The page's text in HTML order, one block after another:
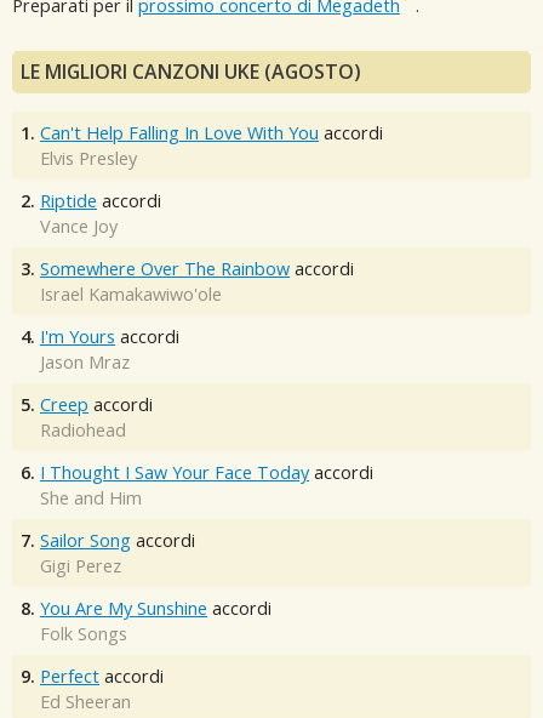
Preparati per il prossimo concerto di Megadeth .
LE MIGLIORI CANZONI UKE (AGOSTO)
1. Can't Help Falling In Love With You accordi
Elvis Presley
2. Riptide accordi
Vance Joy
3. Somewhere Over The Rainbow accordi
Israel Kamakawiwo'ole
4. I'm Yours accordi
Jason Mraz
5. Creep accordi
Radiohead
6. I Thought I Saw Your Face Today accordi
She and Him
7. Sailor Song accordi
Gigi Perez
8. You Are My Sunshine accordi
Folk Songs
9. Perfect accordi
Ed Sheeran